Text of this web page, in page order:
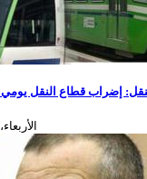
قطاع النقل يومي 25 و26 جانفي مازال قائما
الأربعاء، 28 ديسمبر، 2022 - 11:23